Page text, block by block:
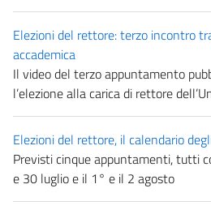
Elezioni del rettore: terzo incontro
accademica
Il video del terzo appuntamento
l’elezione alla carica di rettore
Elezioni del rettore, il calendario
Previsti cinque appuntamenti, tutti
e 30 luglio e il 1° e il 2 agosto